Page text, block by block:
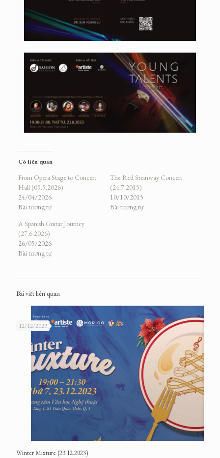
Có liên quan
From Opera Stage to Concert
Hall (09.5.2026)
24/04/2026
Bài tương tự
The Red Steinway Concert
(24.7.2015)
10/10/2015
Bài tương tự
A Spanish Guitar Journey
(27.6.2026)
26/05/2026
Bài tương tự
Bài viết liên quan
12/12/2023
Winter Mixture (23.12.2023)